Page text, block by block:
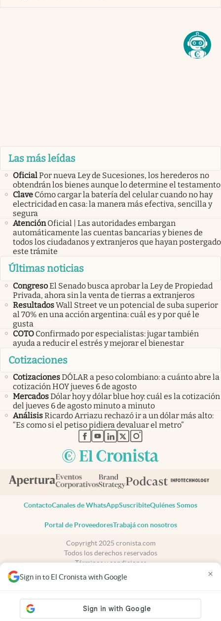
Sign in to El Cronista with Google ×
Las más leídas
OficialPor nueva Ley de Sucesiones, los herederos no
obtendrán los bienes aunque lo determine el testamento
Clave Cómo cargar la batería del celular cuando no hay
electricidad en casa: la manera más efectiva, sencilla y
segura
Atención Oficial | Las autoridades embargan
automáticamente las cuentas bancarias y bienes de
todos los ciudadanos y extranjeros que hayan postergado
este trámite
Últimas noticias
CongresoEl Senado busca aprobar la Ley de Propiedad
Privada, ahora sin la venta de tierras a extranjeros
ResultadosWall Street ve un potencial de suba superior
al 70% en una acción argentina: cuál es y por qué le
gusta
COTO Confirmado por especialistas: jugar también
ayuda a reducir el estrés y mejorar el bienestar
Cotizaciones
CotizacionesDÓLAR a peso colombiano: a cuánto abre la
cotización HOY jueves 6 de agosto
MercadosDólar hoy y dólar blue hoy: cuál es la cotización
del jueves 6 de agosto minuto a minuto
AnálisisRicardo Arriazu rechazó ir a un dólar más alto:
“Es como si el petiso pidiera devaluar el metro”
abre en nueva pestaña
abre en nueva pestaña
abre en nueva pestaña
abre en nueva pestaña
abre en nueva pestaña
ContactoCanales de WhatsAppSuscribiteQuiénes Somos
Portal de ProveedoresTrabajá con nosotros
Copyright 2025 cronista.com
Todos los derechos reservados
Términos y condiciones
Privacidad
Consentimiento
cronista.com
es propiedad de El Cronista Comercial S.A Registro de